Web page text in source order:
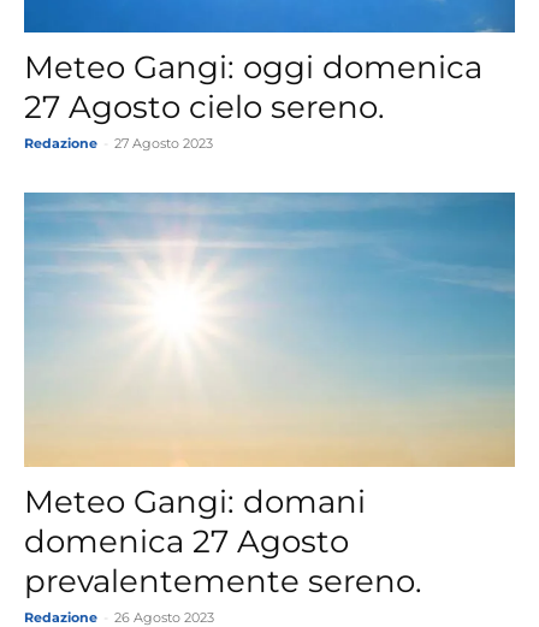
Meteo Gangi: oggi domenica
27 Agosto cielo sereno.
Redazione 27 Agosto 2023
Meteo Gangi: domani
domenica 27 Agosto
prevalentemente sereno.
Redazione 26 Agosto 2023